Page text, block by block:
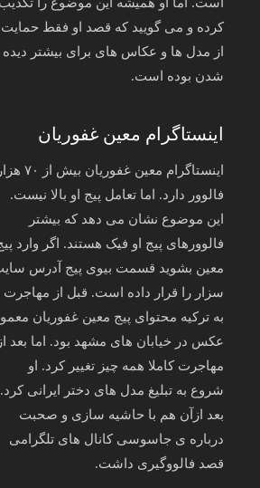
است. اما او همیشه این موضوع را تکذیب
کرده و می گویید که قصد او فقط حمایت
از مدل ها و عکاس های برای بیشتر دیده
شدن بوده است.
اینستاگرام معین غفوریان
اینستاگرام معین غفوریان بیش از ۷۰ هزار
فالوور دارد. اما تعامل پیج او بالا نیست.
این موضوع نشان می دهد که بیشتر
فالوورهای پیج او فیک هستند. اگر وارد پیج
معین بشوید قسمت بیوی پیج آدرس سایت
سزار را قرار داده است. قبل از مهاجرت
به ترکیه محتوای پیج معین غفوریان معمولا
عکس در خیابان های مشهد بود. اما بعد از
مهاجرت کاملا همه چیز تغییر کرد. او
شروع به تبلیغ مدل های دختر ایرانی کرد.
بعد ازآن هم با حاشیه سازی و صحبت
درباره ی جاسوسی کانال های تلگرامی
قصد فالووگیری داشت.